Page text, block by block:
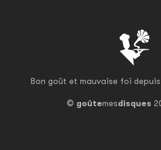
Bon goût et mauvaise foi depuis
© goûtemesdisques